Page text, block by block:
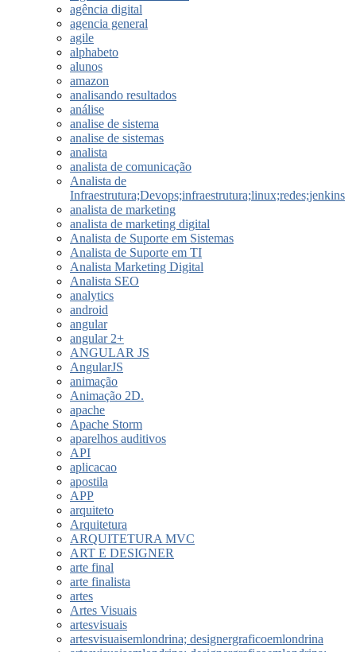
agência digital
agencia general
agile
alphabeto
alunos
amazon
analisando resultados
análise
analise de sistema
analise de sistemas
analista
analista de comunicação
Analista de
Infraestrutura;Devops;infraestrutura;linux;redes;jenkins
analista de marketing
analista de marketing digital
Analista de Suporte em Sistemas
Analista de Suporte em TI
Analista Marketing Digital
Analista SEO
analytics
android
angular
angular 2+
ANGULAR JS
AngularJS
animação
Animação 2D.
apache
Apache Storm
aparelhos auditivos
API
aplicacao
apostila
APP
arquiteto
Arquitetura
ARQUITETURA MVC
ART E DESIGNER
arte final
arte finalista
artes
Artes Visuais
artesvisuais
artesvisuaisemlondrina; designergraficoemlondrina